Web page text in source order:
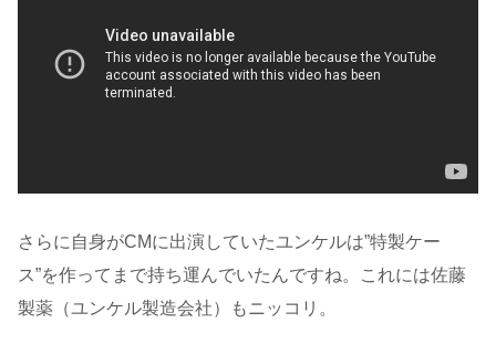
さらに自身がCMに出演していたユンケルは”特製ケー
ス”を作ってまで持ち運んでいたんですね。これには佐藤
製薬（ユンケル製造会社）もニッコリ。